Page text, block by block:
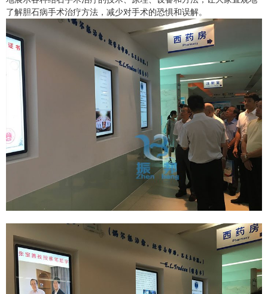
了解胆石病手术治疗方法，减少对手术的恐惧和误解。